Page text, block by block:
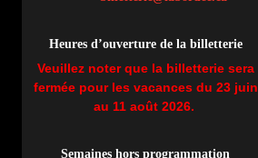
Heures d’ouverture de la billetterie
Veuillez noter que la billetterie sera
fermée pour les vacances du 23 juin
au 11 août 2026.
Semaines hors programmation